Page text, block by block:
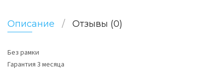
Описание Отзывы (0)
Без рамки
Гарантия 3 месяца